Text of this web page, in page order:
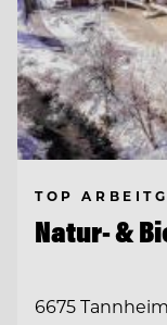
TOP
Natur- &
6675